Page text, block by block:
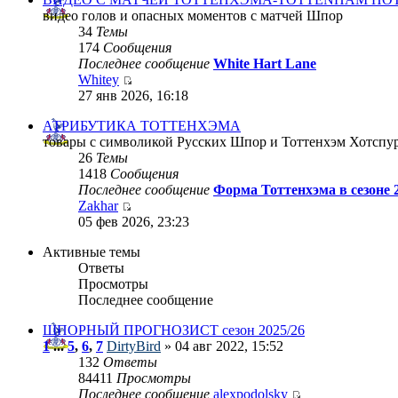
видео голов и опасных моментов с матчей Шпор
34 Темы
174 Сообщения
Последнее сообщение White Hart Lane
Whitey
27 янв 2026, 16:18
АТРИБУТИКА ТОТТЕНХЭМА
товары с символикой Русских Шпор и Тоттенхэм
26 Темы
1418 Сообщения
Последнее сообщение Форма Тоттенхэма в сезоне
Zakhar
05 фев 2026, 23:23
Активные темы
Ответы
Просмотры
Последнее сообщение
ШПОРНЫЙ ПРОГНОЗИСТ сезон 2025/26
1...5, 6, 7 DirtyBird » 04 авг 2022, 15:52
132 Ответы
84411 Просмотры
Последнее сообщение alexpodolsky